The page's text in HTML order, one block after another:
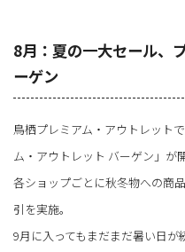
8月：夏の一大セール、
ーゲン
鳥栖プレミアム・アウトレット
ム・アウトレット バーゲン」が
各ショップごとに秋冬物への商
引を実施。
9月に入ってもまだまだ暑い日